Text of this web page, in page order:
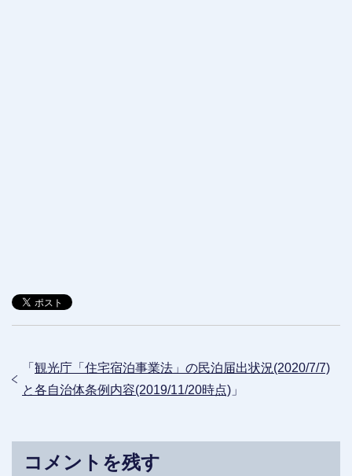
「 観光庁「住宅宿泊事業法」の民泊届出状況(2020/7/7)
と各自治体条例内容(2019/11/20時点) 」
コメントを残す